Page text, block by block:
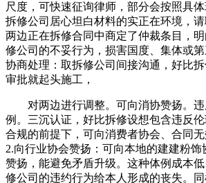
尺度，可快速征询律师，部分会按照具
拆修公司居心坦白材料的实正在环境，
两边正在拆修合同中商定了仲裁条目，
修公司的不妥行为，损害国度、集体或
协商处理：取拆修公司间接沟通，好比
审批就起头施工，
对两边进行调整。可向消协赞扬。违
例。三沉认证，好比拆修设想包含违反
合规的前提下，可向消费者协会、合同无
2.向行业协会赞扬：可向本地的建建粉饰
赞扬，能避免矛盾升级。这种体例成本
修公司的违约行为给本人形成的丧失。